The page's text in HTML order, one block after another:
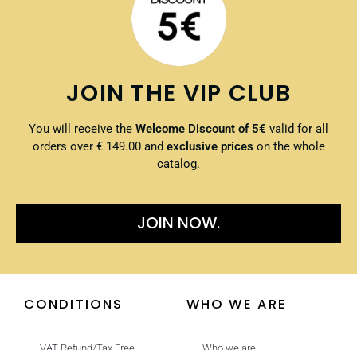
JOIN THE VIP CLUB
You will receive the Welcome Discount of 5€ valid for all
orders over € 149.00 and exclusive prices on the whole
catalog.
JOIN NOW.
CONDITIONS WHO WE ARE